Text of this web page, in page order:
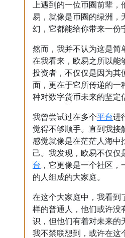
上遇到的一位币圈前辈，
易，就像是币圈的绿洲，
幻，它都能给你带来一份
然而，我并不认为这是简
在我看来，欧易之所以能
投资者，不仅仅是因为其
面，更在于它所传递的
种对数字货币未来的坚定
我曾尝试过在多个平台进
觉得不够顺手。直到我接
感觉就像是在茫茫人海中
己。我发现，欧易不仅仅
台 ，它更像是一个社区，
的人组成的大家庭。
在这个大家庭中，我看到
样的普通人，他们或许没
识，但他们有着对未来的
我不禁联想到，或许在这